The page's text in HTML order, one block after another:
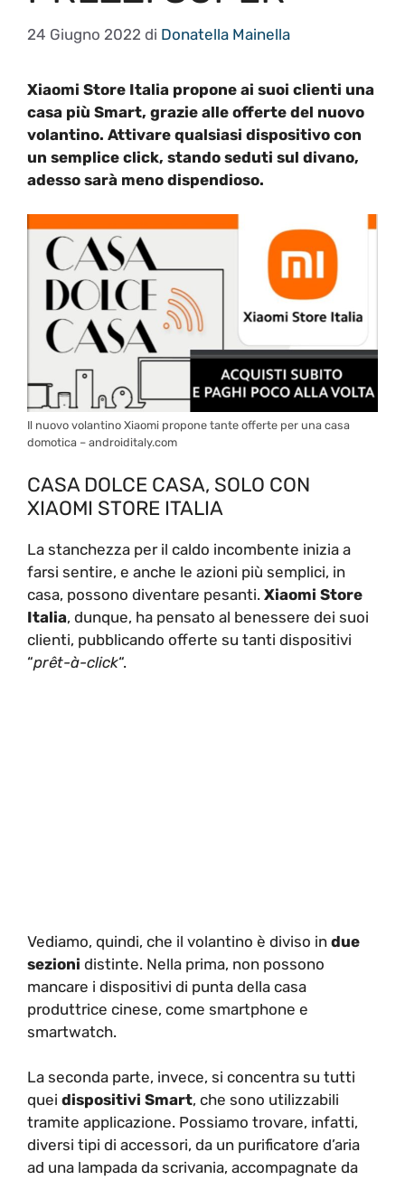
24 Giugno 2022 di Donatella Mainella
Xiaomi Store Italia propone ai suoi clienti una
casa più Smart, grazie alle offerte del nuovo
volantino. Attivare qualsiasi dispositivo con
un semplice click, stando seduti sul divano,
adesso sarà meno dispendioso.
Il nuovo volantino Xiaomi propone tante offerte per una casa
domotica – androiditaly.com
CASA DOLCE CASA, SOLO CON
XIAOMI STORE ITALIA
La stanchezza per il caldo incombente inizia a
farsi sentire, e anche le azioni più semplici, in
casa, possono diventare pesanti. Xiaomi Store
Italia, dunque, ha pensato al benessere dei suoi
clienti, pubblicando offerte su tanti dispositivi
“prêt-à-click“.
Vediamo, quindi, che il volantino è diviso in due
sezioni distinte. Nella prima, non possono
mancare i dispositivi di punta della casa
produttrice cinese, come smartphone e
smartwatch.
La seconda parte, invece, si concentra su tutti
quei dispositivi Smart, che sono utilizzabili
tramite applicazione. Possiamo trovare, infatti,
diversi tipi di accessori, da un purificatore d’aria
ad una lampada da scrivania, accompagnate da